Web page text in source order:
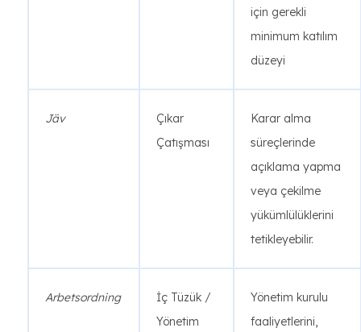
için gerekli
minimum katılım
düzeyi
Jäv
Çıkar
Çatışması
Karar alma
süreçlerinde
açıklama yapma
veya çekilme
yükümlülüklerini
tetikleyebilir.
Arbetsordning
İç Tüzük /
Yönetim
Yönetim kurulu
faaliyetlerini,